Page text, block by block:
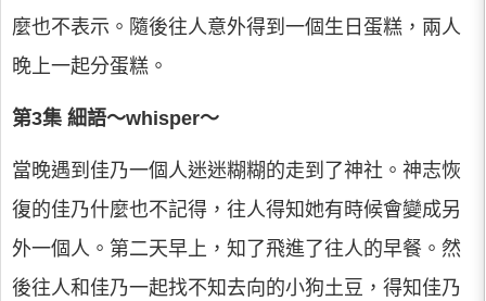
麼也不表示。隨後往人意外得到一個生日蛋糕，兩人
晚上一起分蛋糕。
第3集 細語～whisper～
當晚遇到佳乃一個人迷迷糊糊的走到了神社。神志恢
復的佳乃什麼也不記得，往人得知她有時候會變成另
外一個人。第二天早上，知了飛進了往人的早餐。然
後往人和佳乃一起找不知去向的小狗土豆，得知佳乃